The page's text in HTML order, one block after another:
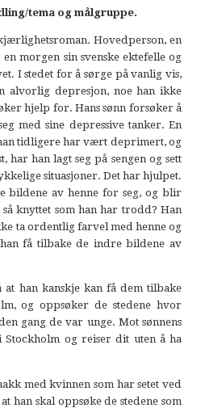
tema og målgruppe.
Hovedperson, en
morgen sin svenske ektefelle og
I stedet for å sørge på vanlig vis,
alvorlig depresjon, noe han ikke
hjelp for. Hans sønn forsøker å
med sine depressive tanker. En
tidligere har vært deprimert, og
han lagt seg på sengen og sett
situasjoner. Det har hjulpet.
bildene av henne for seg, og blir
knyttet som han har trodd? Han
ta ordentlig farvel med henne og
få tilbake de indre bildene av
han kanskje kan få dem tilbake
og oppsøker de stedene hvor
gang de var unge. Mot sønnens
og reiser dit uten å ha
med kvinnen som har setet ved
han skal oppsøke de stedene som